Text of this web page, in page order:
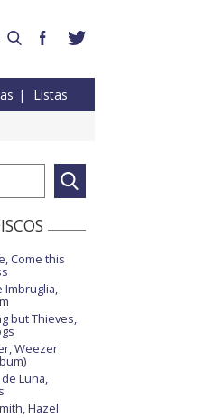
Listas
Come this
Imbruglia,
but Thieves,
Weezer
Luna,
Hazel